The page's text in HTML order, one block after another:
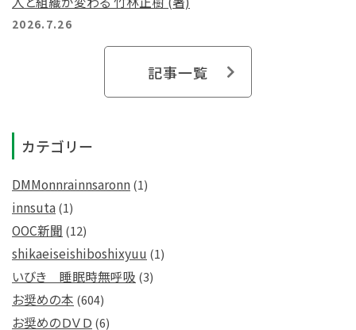
2026.7.26
記事一覧
カテゴリー
DMMonnrainnsaronn(1)
innsuta(1)
OOC新聞 (12)
shikaeiseishiboshixyuu (1)
いびき 睡眠時無呼吸 (3)
お奨めの本 (604)
お奨めのＤＶＤ (6)